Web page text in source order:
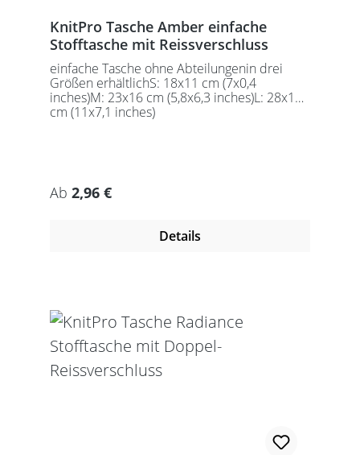
KnitPro Tasche Amber einfache
Stofftasche mit Reissverschluss
einfache Tasche ohne Abteilungenin drei
Größen erhältlichS: 18x11 cm (7x0,4
inches)M: 23x16 cm (5,8x6,3 inches)L: 28x18
cm (11x7,1 inches)
Regulärer Preis:
Ab 2,96 €
Details